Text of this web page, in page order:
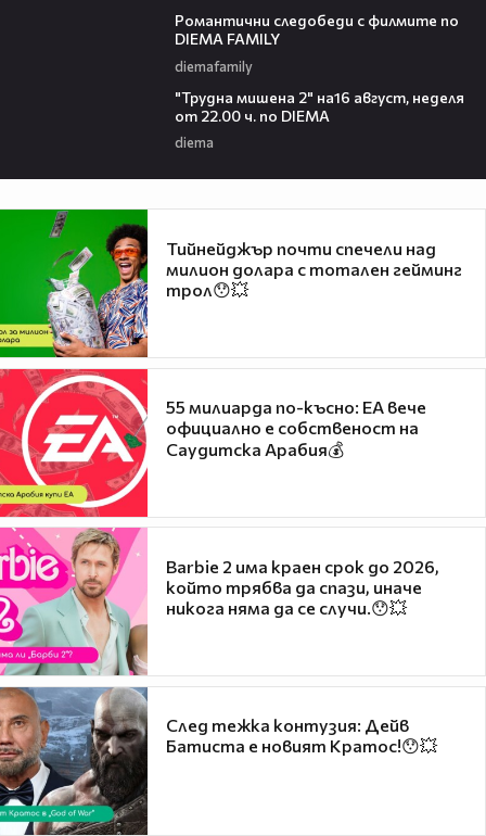
Романтични следобеди с филмите по
DIEMA FAMILY
diemafamily
"Трудна мишена 2" на16 август, неделя
от 22.00 ч. по DIEMA
diema
Тийнейджър почти спечели над
милион долара с тотален гейминг
трол😯💥
55 милиарда по-късно: EA вече
официално е собственост на
Саудитска Арабия💰
Barbie 2 има краен срок до 2026,
който трябва да спази, иначе
никога няма да се случи.😯💥
След тежка контузия: Дейв
Батиста е новият Кратос!😯💥